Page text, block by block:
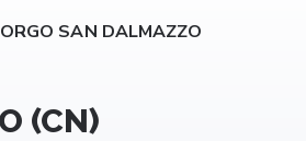
SAN DALMAZZO
(CN)